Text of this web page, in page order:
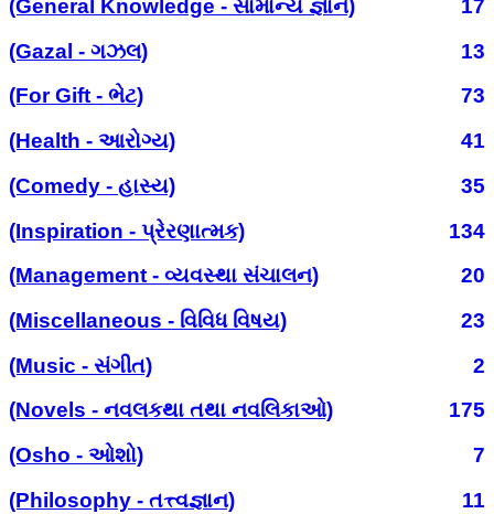
(General Knowledge - સામાન્ય જ્ઞાન)
17
(Gazal - ગઝલ)
13
(For Gift - ભેટ)
73
(Health - આરોગ્ય)
41
(Comedy - હાસ્ય)
35
(Inspiration - પ્રેરણાત્મક)
134
(Management - વ્યવસ્થા સંચાલન)
20
(Miscellaneous - વિવિધ વિષય)
23
(Music - સંગીત)
2
(Novels - નવલકથા તથા નવલિકાઓ)
175
(Osho - ઓશો)
7
(Philosophy - તત્ત્વજ્ઞાન)
11